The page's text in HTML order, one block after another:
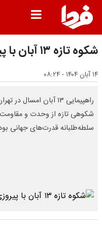
شکوه تازه ۱۳ آبان با پیروزی در جنگ ۱۲ روزه
۱۴ آبان ۱۴۰۴ - ۰۸:۲۴
راهپیمایی ۱۳ آبان
شکوهی تازه از وحدت و
سلطه‌طلبانه قدرت‌های جهانی